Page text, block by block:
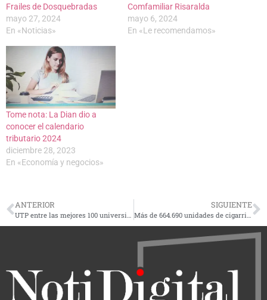
Frailes de Dosquebradas
mayo 27, 2024
En «Noticias»
Comfamiliar Risaralda
mayo 6, 2024
En «Le recomendamos»
Tome nota: La Dian dio a
conocer el calendario
tributario 2024
diciembre 28, 2023
En «Economía y negocios»
ANTERIOR
UTP entre las mejores 100 universidades en sostenibilidad
SIGUIENTE
Más de 664.690 unidades de cigarrillo se aprehendieron en los últimos cuatro años en Risaralda